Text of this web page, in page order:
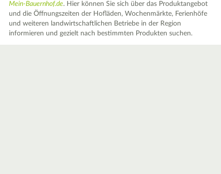
Mein-Bauernhof.de. Hier können Sie sich über das Produktangebot
und die Öffnungszeiten der Hofläden, Wochenmärkte, Ferienhöfe
und weiteren landwirtschaftlichen Betriebe in der Region
informieren und gezielt nach bestimmten Produkten suchen.